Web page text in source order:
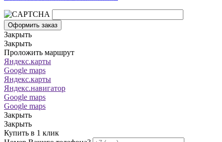
Оформить заказ
Закрыть
Закрыть
Проложить маршрут
Яндекс.карты
Google maps
Яндекс.карты
Яндекс.навигатор
Google maps
Google maps
Закрыть
Закрыть
Купить в 1 клик